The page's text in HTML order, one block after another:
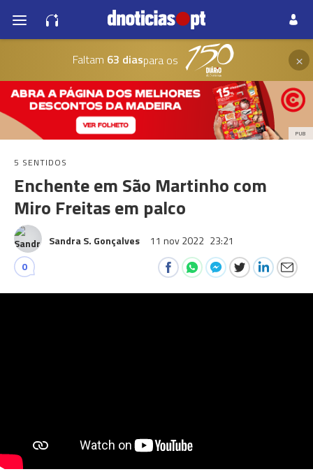
Faltam 63 diaspara os ×
PUB
5 SENTIDOS
Enchente em São Martinho com
Miro Freitas em palco
Sandra S. Gonçalves 11 nov 2022 23:21
0